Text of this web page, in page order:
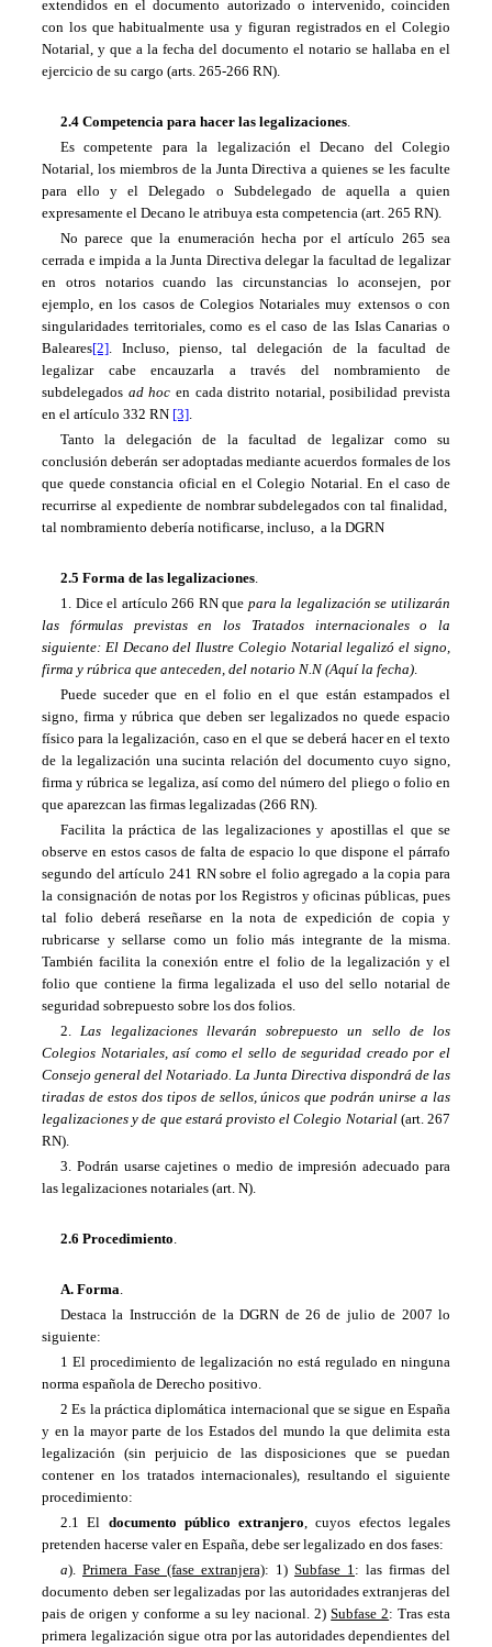
extendidos en el documento autorizado o intervenido, coinciden
con los que habitualmente usa y figuran registrados en el Colegio
Notarial, y que a la fecha del documento el notario se hallaba en el
ejercicio de su cargo (arts. 265-266 RN).
2.4 Competencia para hacer las legalizaciones.
Es competente para la legalización el Decano del Colegio
Notarial, los miembros de la Junta Directiva a quienes se les faculte
para ello y el Delegado o Subdelegado de aquella a quien
expresamente el Decano le atribuya esta competencia (art. 265 RN).
No parece que la enumeración hecha por el artículo 265 sea
cerrada e impida a la Junta Directiva delegar la facultad de legalizar
en otros notarios cuando las circunstancias lo aconsejen, por
ejemplo, en los casos de Colegios Notariales muy extensos o con
singularidades territoriales, como es el caso de las Islas Canarias o
Baleares[2]. Incluso, pienso, tal delegación de la facultad de
legalizar cabe encauzarla a través del nombramiento de
subdelegados ad hoc en cada distrito notarial, posibilidad prevista
en el artículo 332 RN [3].
Tanto la delegación de la facultad de legalizar como su
conclusión deberán ser adoptadas mediante acuerdos formales de los
que quede constancia oficial en el Colegio Notarial. En el caso de
recurrirse al expediente de nombrar subdelegados con tal finalidad,
tal nombramiento debería notificarse, incluso, a la DGRN
2.5 Forma de las legalizaciones.
1. Dice el artículo 266 RN que para la legalización se utilizarán
las fórmulas previstas en los Tratados internacionales o la
siguiente: El Decano del Ilustre Colegio Notarial legalizó el signo,
firma y rúbrica que anteceden, del notario N.N (Aquí la fecha).
Puede suceder que en el folio en el que están estampados el
signo, firma y rúbrica que deben ser legalizados no quede espacio
físico para la legalización, caso en el que se deberá hacer en el texto
de la legalización una sucinta relación del documento cuyo signo,
firma y rúbrica se legaliza, así como del número del pliego o folio en
que aparezcan las firmas legalizadas (266 RN).
Facilita la práctica de las legalizaciones y apostillas el que se
observe en estos casos de falta de espacio lo que dispone el párrafo
segundo del artículo 241 RN sobre el folio agregado a la copia para
la consignación de notas por los Registros y oficinas públicas, pues
tal folio deberá reseñarse en la nota de expedición de copia y
rubricarse y sellarse como un folio más integrante de la misma.
También facilita la conexión entre el folio de la legalización y el
folio que contiene la firma legalizada el uso del sello notarial de
seguridad sobrepuesto sobre los dos folios.
2.Las legalizaciones llevarán sobrepuesto un sello de los
Colegios Notariales, así como el sello de seguridad creado por el
Consejo general del Notariado. La Junta Directiva dispondrá de las
tiradas de estos dos tipos de sellos, únicos que podrán unirse a las
legalizaciones y de que estará provisto el Colegio Notarial(art. 267
RN).
3. Podrán usarse cajetines o medio de impresión adecuado para
las legalizaciones notariales (art. N).
2.6 Procedimiento.
A. Forma.
Destaca la Instrucción de la DGRN de 26 de julio de 2007 lo
siguiente:
1 El procedimiento de legalización no está regulado en ninguna
norma española de Derecho positivo.
2 Es la práctica diplomática internacional que se sigue en España
y en la mayor parte de los Estados del mundo la que delimita esta
legalización (sin perjuicio de las disposiciones que se puedan
contener en los tratados internacionales), resultando el siguiente
procedimiento:
2.1 El documento público extranjero, cuyos efectos legales
pretenden hacerse valer en España, debe ser legalizado en dos fases:
a). Primera Fase (fase extranjera): 1) Subfase 1: las firmas del
documento deben ser legalizadas por las autoridades extranjeras del
pais de origen y conforme a su ley nacional. 2)Subfase 2: Tras esta
primera legalización sigue otra por las autoridades dependientes del